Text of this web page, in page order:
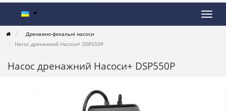
Дренажно-фекальні насоси
Насос дренажний Насоси+ DSP550P
Насос дренажний Насоси+ DSP550P